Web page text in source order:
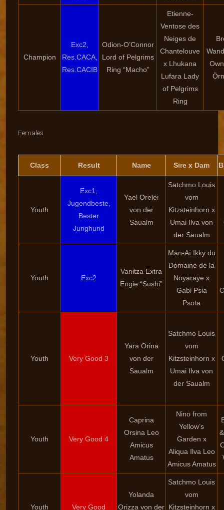
Champion
Exc2,
Res.CACA,
Res.CACIB
Odion-O’Connor
Lord of Pelgrims
Ring “Macho”
Etienne-
Ventose des
Neiges de
Chantelouve
x Lhukana
Lufara Lady
of Pelgrims
Ring
Females
Class Result Name Sire x Dam
Youth
Exc1,
Jugendbeste,
Bester
Junghund
Yael Orelei
von der
Saualm
Satchmo Louis
vom
Kitzsteinhorn x
Umai Ilva von
der Saualm
Youth Exc2
Vanitza Extra
Engie “Sushi”
Man-Aï Ikky du
Domaine de la
Noyaraye x
Gabi Psia
Psota
Youth Very Good 3
Yara Orina
von der
Saualm
Satchmo Louis
vom
Kitzsteinhorn x
Umai Ilva von
der Saualm
Youth Very Good 4
Caprina
Orsina Leo
Amicus
Amatus
Nino from
Yellow’s
Garden x
Aliqua Ilva Leo
Amicus Amatus
Youth Very Good
Yolanda
Orizza von der
Satchmo Louis
vom
Kitzsteinhorn x